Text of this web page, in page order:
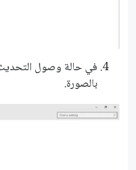
في حالة وصول التحديث
بالصورة.